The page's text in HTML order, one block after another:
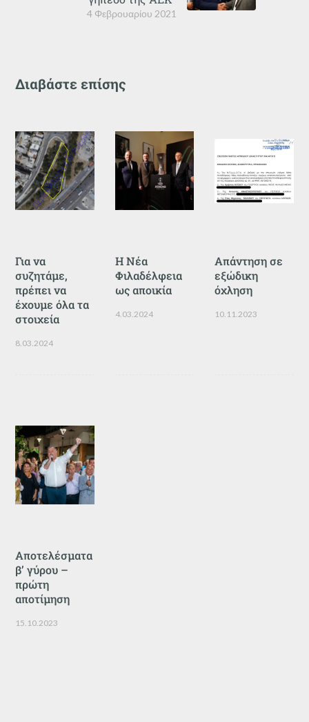
4 Φεβρουαρίου 2021
Διαβάστε επίσης
Για να
συζητάμε,
πρέπει να
έχουμε όλα τα
στοιχεία
8.03.2024
Η Νέα
Φιλαδέλφεια
ως αποικία
4.03.2024
Απάντηση σε
εξώδικη
όχληση
10.11.2023
Αποτελέσματα
β’ γύρου –
πρώτη
αποτίμηση
15.10.2023